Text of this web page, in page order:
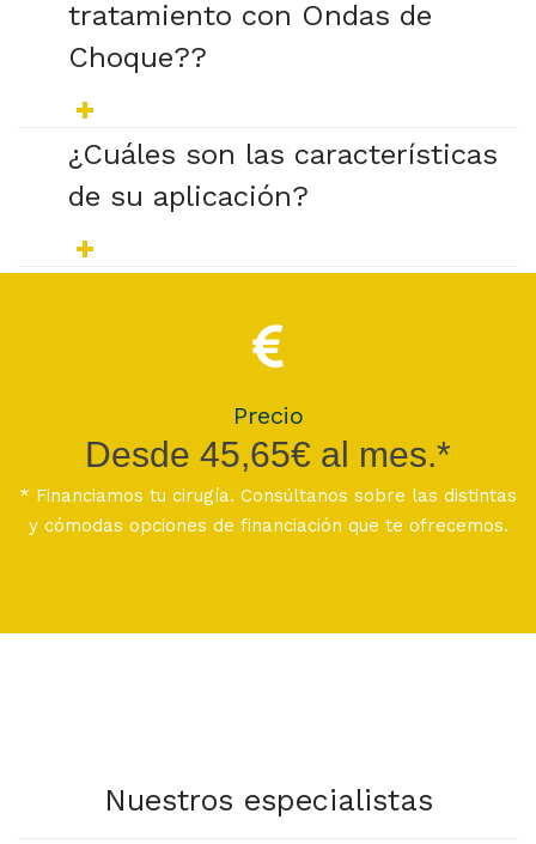
tratamiento con Ondas de
Choque??
¿Cuáles son las características
de su aplicación?
Precio
Desde 45,65€ al mes.*
* Financiamos tu cirugía. Consúltanos sobre las distintas
y cómodas opciones de financiación que te ofrecemos.
Nuestros especialistas